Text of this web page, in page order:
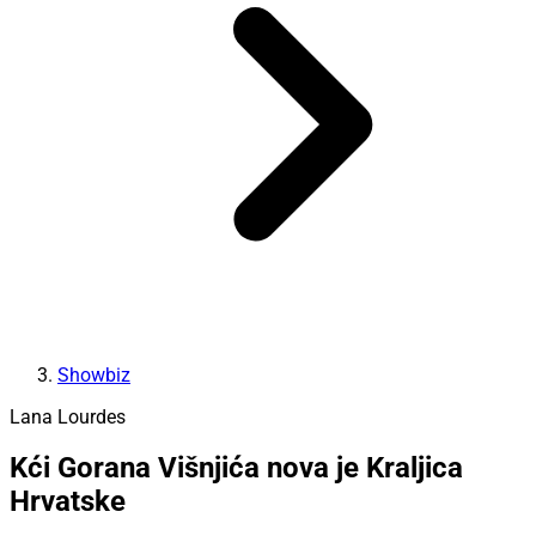
Showbiz
Lana Lourdes
Kći Gorana Višnjića nova je Kraljica
Hrvatske